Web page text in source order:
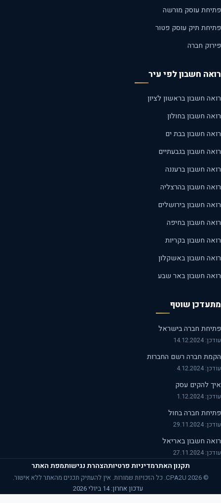
עוסק מורשה
תיק עוסק פטור
חברה
חשבון לפי עיר
חשבון בראשון לציון
חשבון בחולון
חשבון בבת ים
חשבון בגבעתיים
חשבון ברעננה
חשבון בהרצליה
חשבון בירושלים
חשבון בחיפה
חשבון בקריות
חשבון באשקלון
חשבון באר שבע
שוטף
חברה בישראל
חברה רשם החברות
להקים עסק
חברה בחול
חשבון באריאל
תקנון האתרמדיניות פרטיותהצהרת נגישותמפת האתר
© 2026 CPA2U. כל הזכויות שמורות. אין להעתיק תכנים מהאתר ללא אישור.
עדכון אחרון: 14 ביולי 2026